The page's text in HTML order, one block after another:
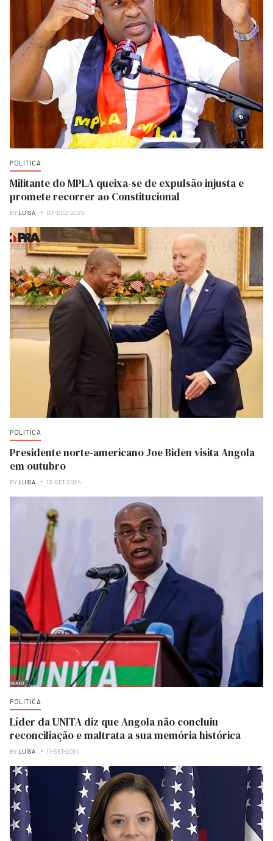
POLITICA
Militante do MPLA queixa-se de expulsão injusta e
promete recorrer ao Constitucional
BY LUISA 03-DEZ-2025
POLITICA
Presidente norte-americano Joe Biden visita Angola
em outubro
BY LUISA 13-SET-2024
POLITICA
Líder da UNITA diz que Angola não concluiu
reconciliação e maltrata a sua memória histórica
BY LUISA 11-SET-2024